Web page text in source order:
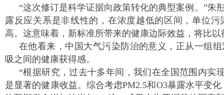
“这次修订是科学证据向政策转化的典型案例。”朱
露反应关系是非线性的，在浓度越低的区间，单位
高。这意味着，新标准所带来的健康边际效益，将比以
在他看来，中国大气污染防治的意义，正从一组
吸之间的健康获得感。
“根据研究，过去十多年间，我们在全国范围内实
是显著的健康收益。综合考虑PM2.5和O3暴露水平变化